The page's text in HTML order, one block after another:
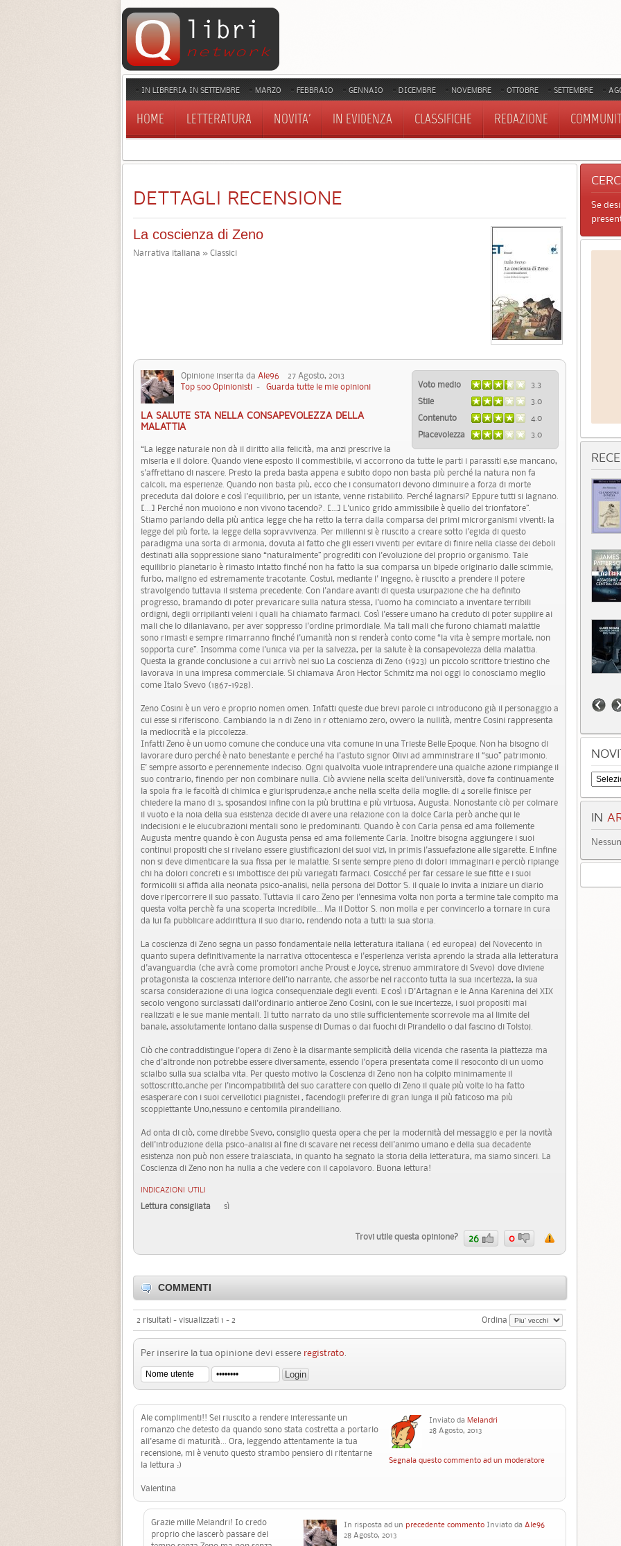
IN LIBRERIA IN SETTEMBRE MARZO FEBBRAIO GENNAIO DICEMBRE NOVEMBRE OTTOBRE SETTEMBRE
HOME LETTERATURA NOVITA' IN EVIDENZA CLASSIFICHE REDAZIONE
DETTAGLI RECENSIONE
La coscienza di Zeno
Narrativa italiana » Classici
Voto medio
3.3
Stile
3.0
Contenuto
4.0
Piacevolezza
3.0
Opinione inserita da Ale96 27 Agosto, 2013
Top 500 Opinionisti - Guarda tutte le mie opinioni
LA SALUTE STA NELLA CONSAPEVOLEZZA DELLA
MALATTIA
“La legge naturale non dà il diritto alla felicità, ma anzi prescrive la
miseria e il dolore. Quando viene esposto il commestibile, vi accorrono da tutte le parti i parassiti e,se mancano,
s'affrettano di nascere. Presto la preda basta appena e subito dopo non basta più perché la natura non fa
calcoli, ma esperienze. Quando non basta più, ecco che i consumatori devono diminuire a forza di morte
preceduta dal dolore e così l'equilibrio, per un istante, venne ristabilito. Perché lagnarsi? Eppure tutti si lagnano.
[...] Perché non muoiono e non vivono tacendo?. […] L'unico grido ammissibile è quello del trionfatore”.
Stiamo parlando della più antica legge che ha retto la terra dalla comparsa dei primi microrganismi viventi: la
legge del più forte, la legge della sopravvivenza. Per millenni si è riuscito a creare sotto l'egida di questo
paradigma una sorta di armonia, dovuta al fatto che gli esseri viventi per evitare di finire nella classe dei deboli
destinati alla soppressione siano “naturalmente” progrediti con l'evoluzione del proprio organismo. Tale
equilibrio planetario è rimasto intatto finché non ha fatto la sua comparsa un bipede originario dalle scimmie,
furbo, maligno ed estremamente tracotante. Costui, mediante l' ingegno, è riuscito a prendere il potere
stravolgendo tuttavia il sistema precedente. Con l'andare avanti di questa usurpazione che ha definito
progresso, bramando di poter prevaricare sulla natura stessa, l'uomo ha cominciato a inventare terribili
ordigni, degli orripilanti veleni i quali ha chiamato farmaci. Così l'essere umano ha creduto di poter supplire ai
mali che lo dilaniavano, per aver soppresso l'ordine primordiale. Ma tali mali che furono chiamati malattie
sono rimasti e sempre rimarranno finché l'umanità non si renderà conto come “la vita è sempre mortale, non
sopporta cure”. Insomma come l'unica via per la salvezza, per la salute è la consapevolezza della malattia.
Questa la grande conclusione a cui arrivò nel suo La coscienza di Zeno (1923) un piccolo scrittore triestino che
lavorava in una impresa commerciale. Si chiamava Aron Hector Schmitz ma noi oggi lo conosciamo meglio
come Italo Svevo (1867-1928).
Zeno Cosini è un vero e proprio nomen omen. Infatti queste due brevi parole ci introducono già il personaggio a
cui esse si riferiscono. Cambiando la n di Zeno in r otteniamo zero, ovvero la nullità, mentre Cosini rappresenta
la mediocrità e la piccolezza.
Infatti Zeno è un uomo comune che conduce una vita comune in una Trieste Belle Epoque. Non ha bisogno di
lavorare duro perché è nato benestante e perché ha l'astuto signor Olivi ad amministrare il “suo” patrimonio.
E' sempre assorto e perennemente indeciso. Ogni qualvolta vuole intraprendere una qualche azione rimpiange il
suo contrario, finendo per non combinare nulla. Ciò avviene nella scelta dell'università, dove fa continuamente
la spola fra le facoltà di chimica e giurisprudenza,e anche nella scelta della moglie: di 4 sorelle finisce per
chiedere la mano di 3, sposandosi infine con la più bruttina e più virtuosa, Augusta. Nonostante ciò per colmare
il vuoto e la noia della sua esistenza decide di avere una relazione con la dolce Carla però anche qui le
indecisioni e le elucubrazioni mentali sono le predominanti. Quando è con Carla pensa ed ama follemente
Augusta mentre quando è con Augusta pensa ed ama follemente Carla. Inoltre bisogna aggiungere i suoi
continui propositi che si rivelano essere giustificazioni dei suoi vizi, in primis l'assuefazione alle sigarette. E infine
non si deve dimenticare la sua fissa per le malattie. Si sente sempre pieno di dolori immaginari e perciò ripiange
chi ha dolori concreti e si imbottisce dei più variegati farmaci. Cosicché per far cessare le sue fitte e i suoi
formicolii si affida alla neonata psico-analisi, nella persona del Dottor S. il quale lo invita a iniziare un diario
dove ripercorrere il suo passato. Tuttavia il caro Zeno per l'ennesima volta non porta a termine tale compito ma
questa volta perchè fa una scoperta incredibile... Ma il Dottor S. non molla e per convincerlo a tornare in cura
da lui fa pubblicare addirittura il suo diario, rendendo nota a tutti la sua storia.
La coscienza di Zeno segna un passo fondamentale nella letteratura italiana ( ed europea) del Novecento in
quanto supera definitivamente la narrativa ottocentesca e l'esperienza verista aprendo la strada alla letteratura
d'avanguardia (che avrà come promotori anche Proust e Joyce, strenuo ammiratore di Svevo) dove diviene
protagonista la coscienza interiore dell'io narrante, che assorbe nel racconto tutta la sua incertezza, la sua
scarsa considerazione di una logica consequenziale degli eventi. E così i D'Artagnan e le Anna Karenina del XIX
secolo vengono surclassati dall'ordinario antieroe Zeno Cosini, con le sue incertezze, i suoi propositi mai
realizzati e le sue manie mentali. Il tutto narrato da uno stile sufficientemente scorrevole ma al limite del
banale, assolutamente lontano dalla suspense di Dumas o dai fuochi di Pirandello o dal fascino di Tolstoj.
Ciò che contraddistingue l'opera di Zeno è la disarmante semplicità della vicenda che rasenta la piattezza ma
che d'altronde non potrebbe essere diversamente, essendo l'opera presentata come il resoconto di un uomo
scialbo sulla sua scialba vita. Per questo motivo la Coscienza di Zeno non ha colpito minimamente il
sottoscritto,anche per l'incompatibilità del suo carattere con quello di Zeno il quale più volte lo ha fatto
esasperare con i suoi cervellotici piagnistei , facendogli preferire di gran lunga il più faticoso ma più
scoppiettante Uno,nessuno e centomila pirandelliano.
Ad onta di ciò, come direbbe Svevo, consiglio questa opera che per la modernità del messaggio e per la novità
dell'introduzione della psico-analisi al fine di scavare nei recessi dell'animo umano e della sua decadente
esistenza non può non essere tralasciata, in quanto ha segnato la storia della letteratura, ma siamo sinceri. La
Coscienza di Zeno non ha nulla a che vedere con il capolavoro. Buona lettura!
INDICAZIONI UTILI
Lettura consigliata sì
Trovi utile questa opinione? 26 0
COMMENTI
2 risultati - visualizzati 1 - 2 Ordina
Per inserire la tua opinione devi essere registrato
Inviato daMelandri
28 Agosto, 2013
Segnala questo commento ad un moderatore
Ale complimenti!! Sei riuscito a rendere interessante un
romanzo che detesto da quando sono stata costretta a portarlo
all'esame di maturità... Ora, leggendo attentamente la tua
recensione, mi è venuto questo strambo pensiero di ritentarne
la lettura :)
Valentina
In risposta ad un precedente commento Inviato daAle96
28 Agosto, 2013
Grazie mille Melandri! Io credo
proprio che lascerò passare del
Se
IN